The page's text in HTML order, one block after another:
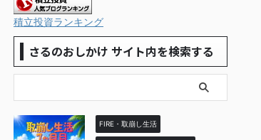
積立投資ランキング
さるのおしかけ サイト内を検索する
FIRE・取崩し生活